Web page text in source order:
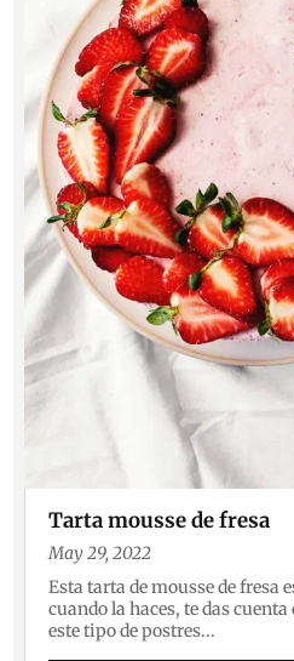
Tarta mousse de fresa
May 29, 2022
Esta tarta de mousse de fresa
cuando la haces, te das
este tipo de postres...